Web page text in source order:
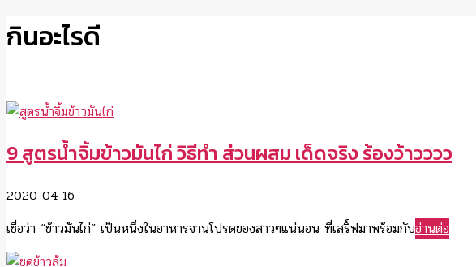
กินอะไรดี
9 สูตรน้ำจิ้มข้าวมันไก่ วิธีทำ ส่วนผสม เด็ดจริง ร้องว้าวววว
2020-04-16
เชื่อว่า “ข้าวมันไก่” เป็นหนึ่งในอาหารจานโปรดของสาวๆแน่นอน ที่เสริ์ฟมาพร้อมกับอ่านต่อ